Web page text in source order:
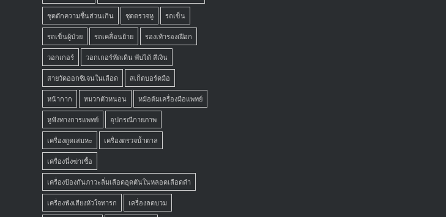
ชุดดักความชื้นส่วนเกิน ชุดตรวจหู รถเข็น
รถเข็นผู้ป่วย รถเคลื่อนย้าย รองเท้ารองเฝือก
วอกเกอร์ วอกเกอร์หัดเดิน พับได้ สีเงิน
สายวัดออกซิเจนในเลือด สเก็ตบอร์ดมือ
หน้ากาก หมวกตัวหนอน หม้อต้มเครื่องมือแพทย์
หูฟังทางการแพทย์ อุปกรณืกายภาพ
เครื่องดูดเสมหะ เครื่องตรวจน้ำตาล
เครื่องนึ่งฆ่าเชื้อ
เครื่องป้องกันภาวะลิ่มเลือดอุดตันในหลอดเลือดดำ
เครื่องฟังเสียงหัวใจทารก เครื่องลดบวม